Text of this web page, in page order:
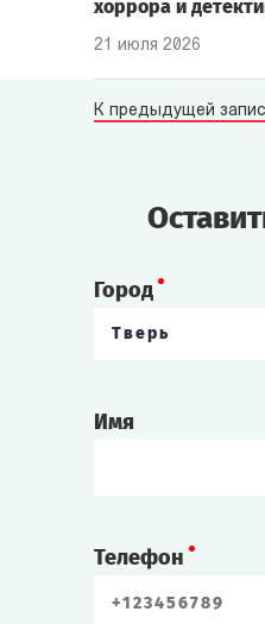
хоррора и
21 июля 2026
К предыдущей
Город
Тверь
Имя
Телефон